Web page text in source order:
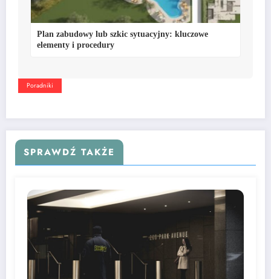
Plan zabudowy lub szkic sytuacyjny: kluczowe
elementy i procedury
Poradniki
SPRAWDŹ TAKŻE